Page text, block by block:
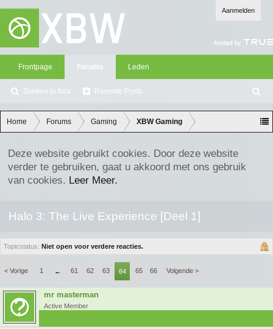
Aanmelden
Frontpage Forums
Zoeken in fora Recente Posts
Leden
oe
ke
n
Home Forums Gaming XBW Gaming
Deze website gebruikt cookies. Door deze website
verder te gebruiken, gaat u akkoord met ons gebruik
van cookies. Leer Meer.
Halo 3: The Live Experience [Deel 1]
Topicstatus: Niet open voor verdere reacties.
< Vorige 1 ← 61 62 63 64 65 66 Volgende >
mr masterman
Active Member